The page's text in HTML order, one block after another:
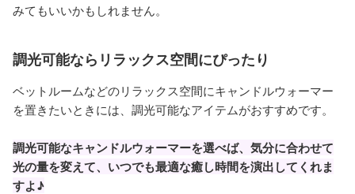
みてもいいかもしれません。
調光可能ならリラックス空間にぴったり
ベットルームなどのリラックス空間にキャンドルウォーマー
を置きたいときには、調光可能なアイテムがおすすめです。
調光可能なキャンドルウォーマーを選べば、気分に合わせて
光の量を変えて、いつでも最適な癒し時間を演出してくれま
すよ♪